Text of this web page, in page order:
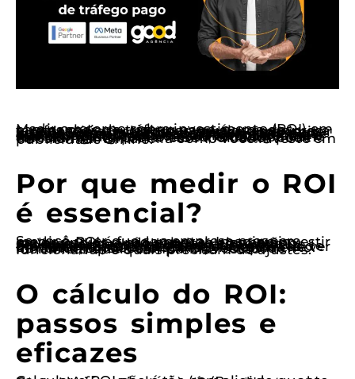
Medir o retorno sobre investimento (ROI) em campanhas de tráfego pago é uma das tarefas mais cruciais para qualquer empresa que deseja otimizar seus gastos e maximizar lucros. Sem uma análise precisa, você pode acabar jogando dinheiro fora em anúncios que não trazem resultados. A verdade é que, quando se trata de Google Ads, o ROI não é apenas um número — é a diferença entre o sucesso e o fracasso da sua estratégia de marketing digital. Portanto, entender como calcular e interpretar esse indicador pode transformar a maneira como você investe em publicidade online.
Por que medir o ROI
é essencial?
Se você quer que sua empresa prospere, medir o ROI é fundamental. Imagine investir em anúncios e não saber se eles estão realmente gerando vendas. Isso é como navegar às cegas em um mar revolto. De acordo com um estudo da HubSpot, empresas que monitoram suas métricas de marketing têm 12 vezes mais chances de ver um retorno positivo sobre o investimento. Portanto, ao calcular o ROI, você pode identificar quais campanhas estão funcionando e quais precisam de ajustes.
O cálculo do ROI:
passos simples e
eficazes